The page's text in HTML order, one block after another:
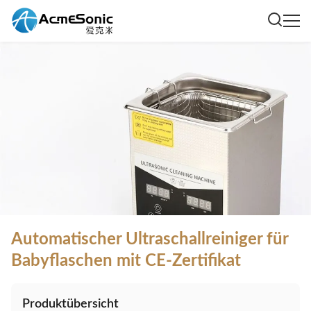
Automatischer Ultraschallreiniger für
Babyflaschen mit CE-Zertifikat
Produktübersicht